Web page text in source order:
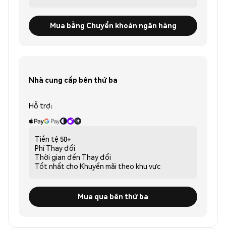
Mua bằng Chuyển khoản ngân hàng
Nhà cung cấp bên thứ ba
Hỗ trợ:
Tiền tệ 50+
Phí Thay đổi
Thời gian đến Thay đổi
Tốt nhất cho Khuyến mãi theo khu vực
Mua qua bên thứ ba